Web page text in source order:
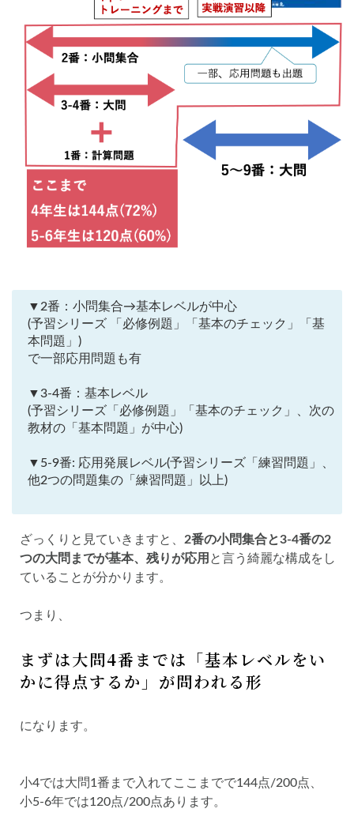
▼2番：小問集合→基本レベルが中心
(予習シリーズ 「必修例題」「基本のチェック」「基
本問題」)
で一部応用問題も有
▼3-4番：基本レベル
(予習シリーズ「必修例題」「基本のチェック」、次の
教材の「基本問題」が中心)
▼5-9番: 応用発展レベル(予習シリーズ「練習問題」、
他2つの問題集の「練習問題」以上)
ざっくりと見ていきますと、 2番の小問集合と3-4番の2
つの大問までが基本、残りが応用 と言う綺麗な構成をし
ていることが分かります。
つまり、
まずは大問4番までは「基本レベルをい
かに得点するか」が問われる形
になります。
小4では大問1番まで入れてここまでで144点/200点、
小5-6年では120点/200点あります。